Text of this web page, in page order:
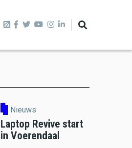
Nieuws
Laptop Revive start
in Voerendaal